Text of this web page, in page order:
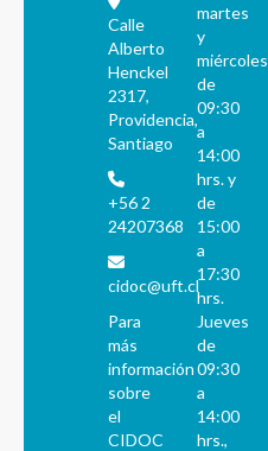
Calle
Alberto
Henckel
2317,
Providencia,
Santiago
+56 2
24207368
cidoc@uft.cl
Para
más
información
sobre
el
CIDOC
martes
y
miércoles
de
09:30
a
14:00
hrs. y
de
15:00
a
17:30
hrs.
Jueves
de
09:30
a
14:00
hrs.,